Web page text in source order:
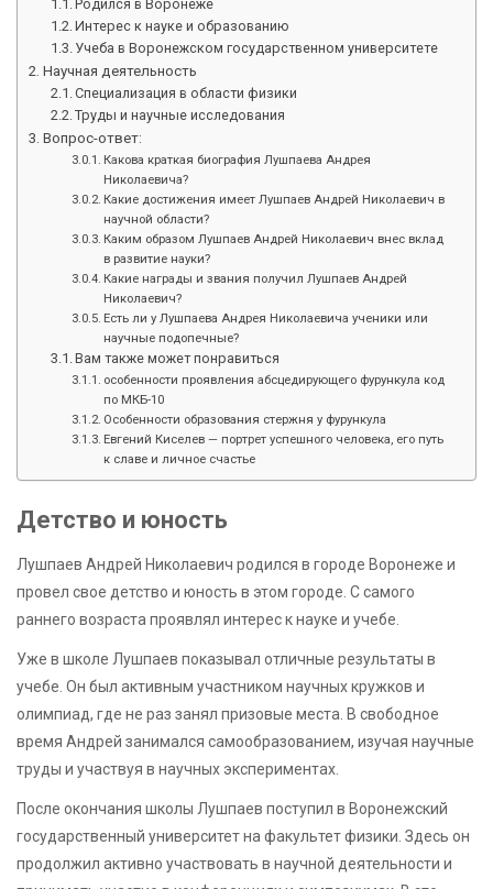
Родился в Воронеже
Интерес к науке и образованию
Учеба в Воронежском государственном университете
Научная деятельность
Специализация в области физики
Труды и научные исследования
Вопрос-ответ:
Какова краткая биография Лушпаева Андрея
Николаевича?
Какие достижения имеет Лушпаев Андрей Николаевич в
научной области?
Каким образом Лушпаев Андрей Николаевич внес вклад
в развитие науки?
Какие награды и звания получил Лушпаев Андрей
Николаевич?
Есть ли у Лушпаева Андрея Николаевича ученики или
научные подопечные?
Вам также может понравиться
особенности проявления абсцедирующего фурункула код
по МКБ-10
Особенности образования стержня у фурункула
Евгений Киселев — портрет успешного человека, его путь
к славе и личное счастье
Детство и юность
Лушпаев Андрей Николаевич родился в городе Воронеже и
провел свое детство и юность в этом городе. С самого
раннего возраста проявлял интерес к науке и учебе.
Уже в школе Лушпаев показывал отличные результаты в
учебе. Он был активным участником научных кружков и
олимпиад, где не раз занял призовые места. В свободное
время Андрей занимался самообразованием, изучая научные
труды и участвуя в научных экспериментах.
После окончания школы Лушпаев поступил в Воронежский
государственный университет на факультет физики. Здесь он
продолжил активно участвовать в научной деятельности и